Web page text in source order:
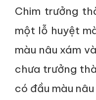
Chim trưởng
một lỗ huyệt
màu nâu xám
chưa trưởng
có đầu màu